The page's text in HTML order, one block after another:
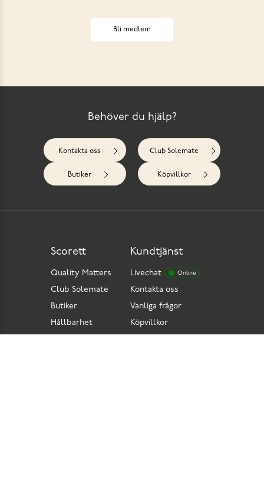
Bli medlem
Behöver du hjälp?
Kontakta oss Club Solemate
Butiker Köpvillkor
Kundtjänst
Livechat Online
Kontakta oss
Vanliga frågor
Köpvillkor
Scorett
Quality Matters
Club Solemate
Butiker
Hållbarhet